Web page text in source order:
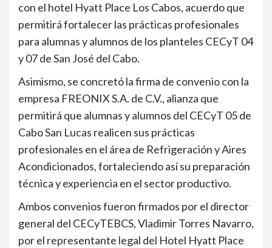
con el hotel Hyatt Place Los Cabos, acuerdo que
permitirá fortalecer las prácticas profesionales
para alumnas y alumnos de los planteles CECyT 04
y 07 de San José del Cabo.
Asimismo, se concretó la firma de convenio con la
empresa FREONIX S.A. de C.V., alianza que
permitirá que alumnas y alumnos del CECyT 05 de
Cabo San Lucas realicen sus prácticas
profesionales en el área de Refrigeración y Aires
Acondicionados, fortaleciendo así su preparación
técnica y experiencia en el sector productivo.
Ambos convenios fueron firmados por el director
general del CECyTEBCS, Vladimir Torres Navarro,
por el representante legal del Hotel Hyatt Place